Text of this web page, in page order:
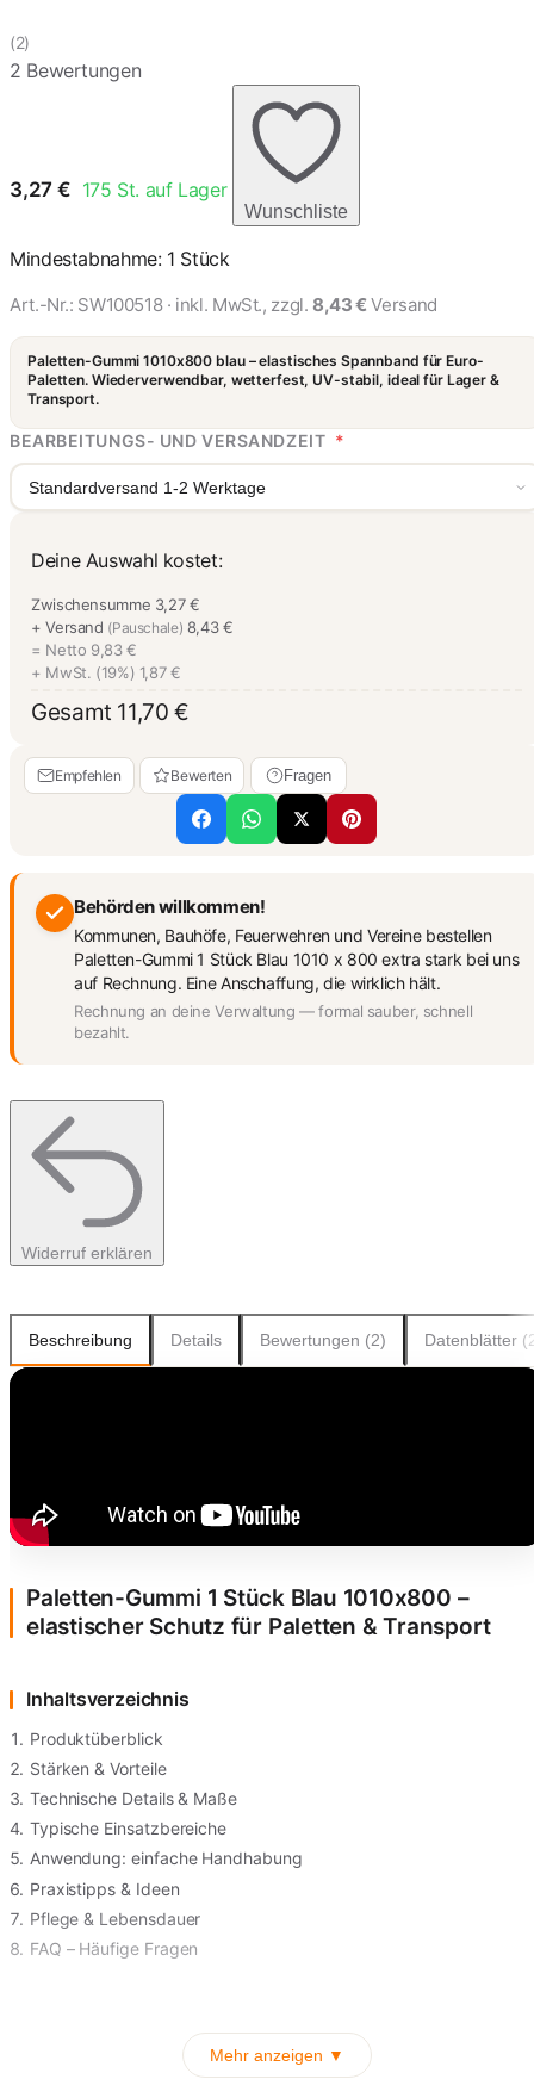
(2)
2 Bewertungen
3,27 € 175 St. auf Lager
Wunschliste
Mindestabnahme: 1 Stück
Art.-Nr.: SW100518· inkl. MwSt., zzgl. 8,43 € Versand
Paletten-Gummi 1010x800 blau – elastisches Spannband für Euro-
Paletten. Wiederverwendbar, wetterfest, UV-stabil, ideal für Lager &
Transport.
BEARBEITUNGS- UND VERSANDZEIT *
Standardversand 1-2 Werktage
Deine Auswahl kostet:
Zwischensumme 3,27 €
+ Versand (Pauschale) 8,43 €
= Netto 9,83 €
+ MwSt. (19%) 1,87 €
Gesamt 11,70 €
Empfehlen Bewerten Fragen
Behörden willkommen!
Kommunen, Bauhöfe, Feuerwehren und Vereine bestellen
Paletten-Gummi 1 Stück Blau 1010 x 800 extra stark bei uns
auf Rechnung. Eine Anschaffung, die wirklich hält.
Rechnung an deine Verwaltung — formal sauber, schnell
bezahlt.
Widerruf erklären
Beschreibung Details Bewertungen (2) Datenblätter
Paletten-Gummi 1 Stück Blau 1010x800 –
elastischer Schutz für Paletten & Transport
Inhaltsverzeichnis
Produktüberblick
Stärken & Vorteile
Technische Details & Maße
Typische Einsatzbereiche
Anwendung: einfache Handhabung
Praxistipps & Ideen
Pflege & Lebensdauer
FAQ – Häufige Fragen
Mehr anzeigen ▼